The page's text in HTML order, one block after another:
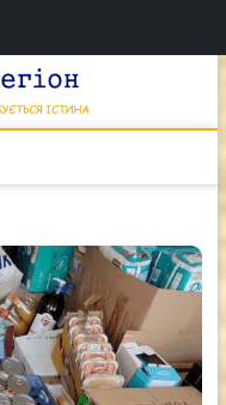
НАРОДЖУЄТЬСЯ